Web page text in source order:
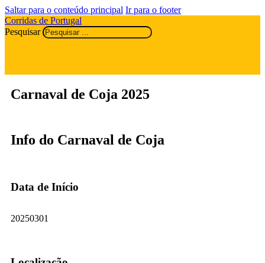
Saltar para o conteúdo principal Ir para o footer
Corridas de Portugal
Pesquisar
Carnaval de Coja 2025
Info do Carnaval de Coja
Data de Início
20250301